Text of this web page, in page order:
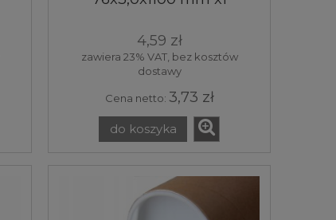
4,59 zł
zawiera 23% VAT, bez kosztów
dostawy
Cena netto: 3,73 zł
do koszyka